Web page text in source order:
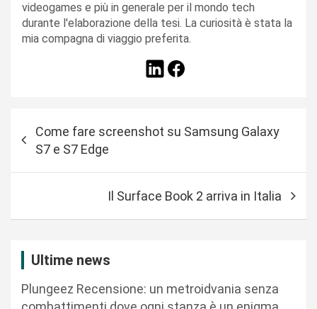
videogames e più in generale per il mondo tech
durante l'elaborazione della tesi. La curiosità è stata la
mia compagna di viaggio preferita.
Come fare screenshot su Samsung Galaxy
S7 e S7 Edge
Il Surface Book 2 arriva in Italia
Ultime news
Plungeez Recensione: un metroidvania senza